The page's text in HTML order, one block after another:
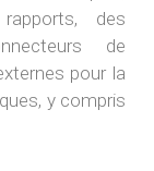
des
de
pour la
y compris